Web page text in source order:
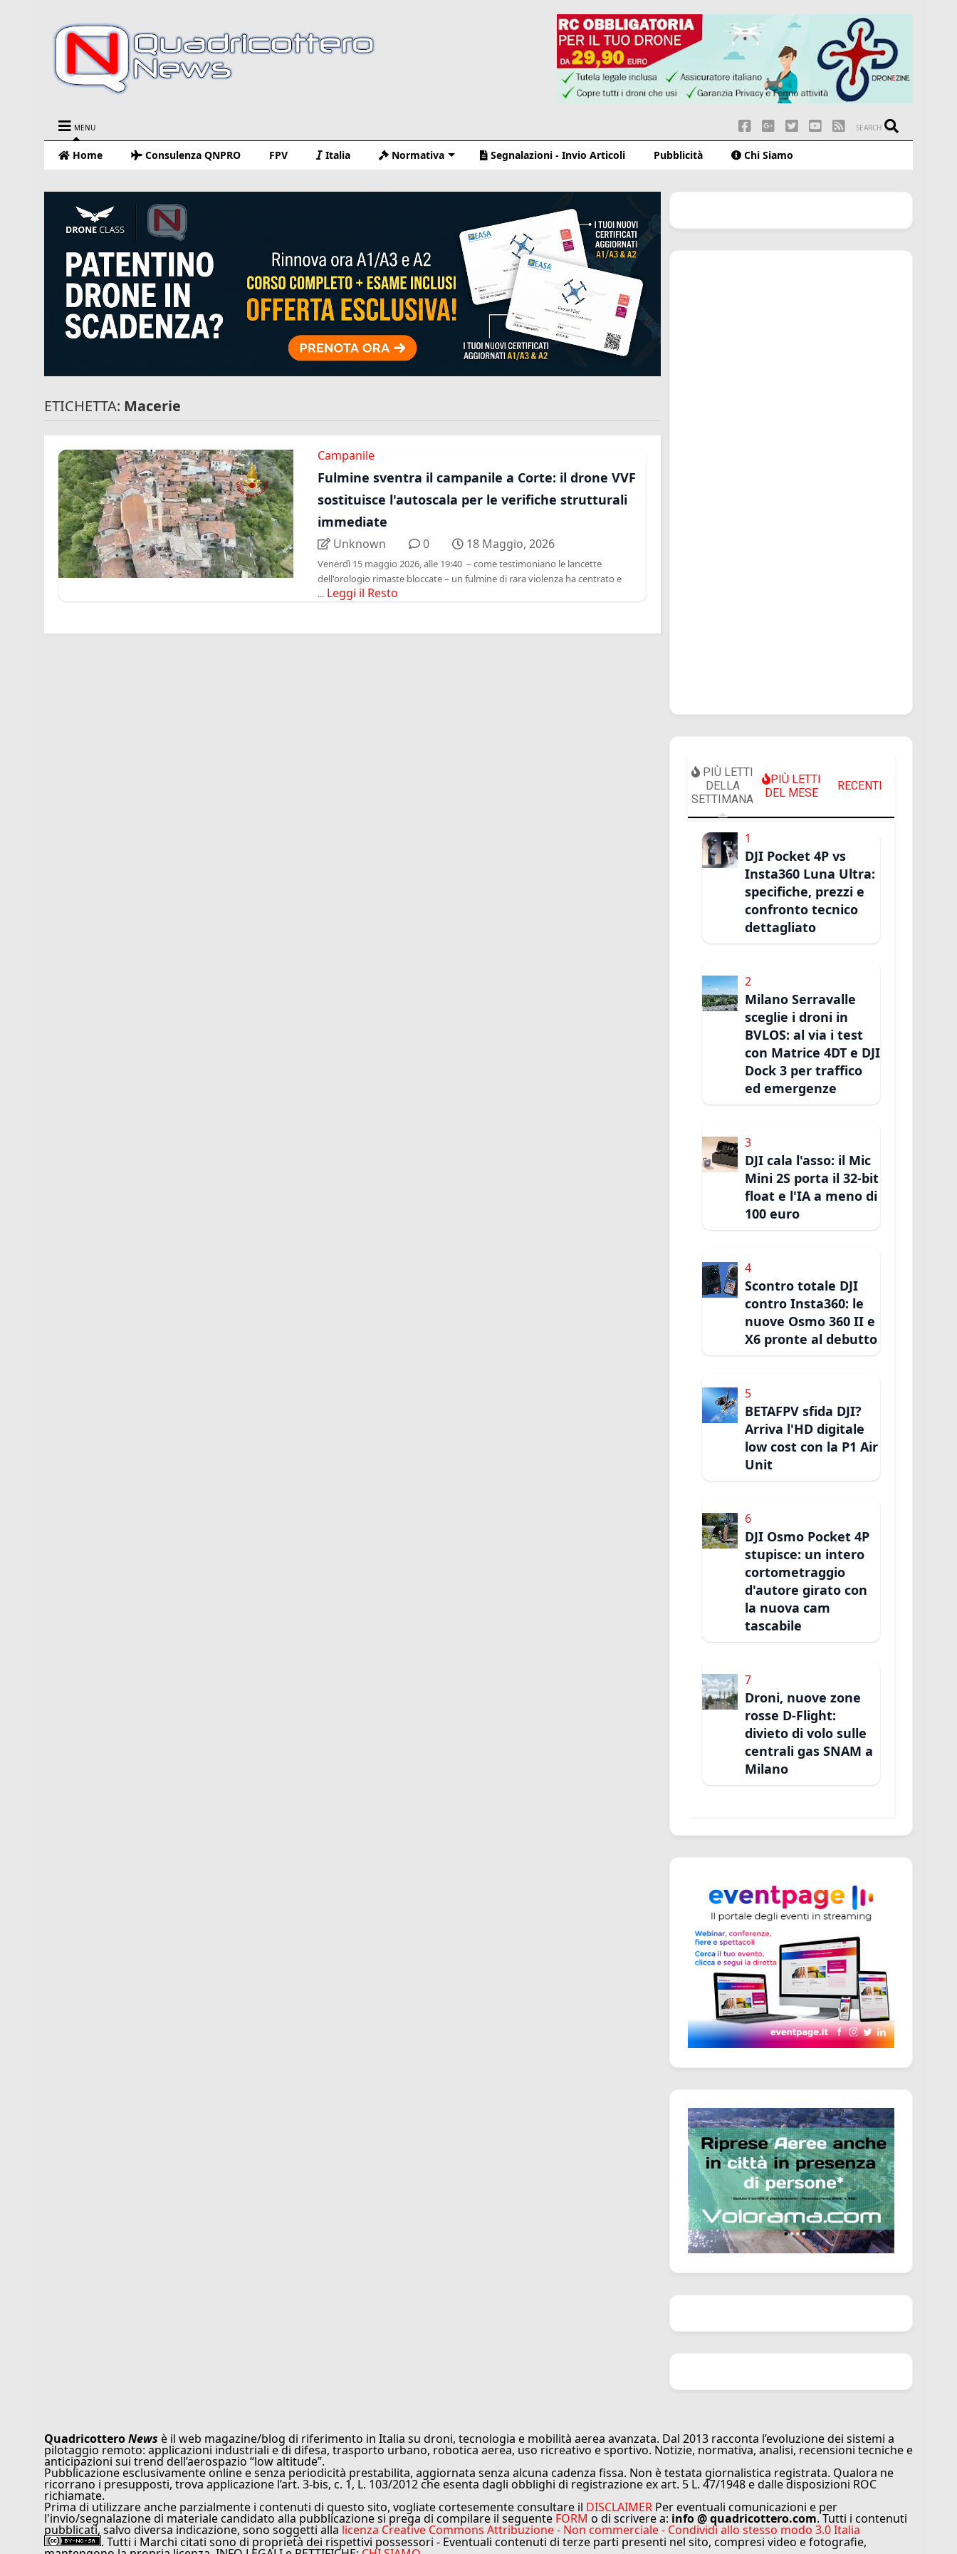
MENU SEARCH
Home Consulenza QNPRO FPV Italia Normativa Segnalazioni - Invio Articoli Pubblicità Chi Siamo
ETICHETTA: Macerie
Campanile
Fulmine sventra il campanile a Corte: il drone VVF
sostituisce l'autoscala per le verifiche strutturali
immediate
Unknown 0 18 Maggio, 2026
Venerdì 15 maggio 2026, alle 19:40 – come testimoniano le lancette
dell'orologio rimaste bloccate – un fulmine di rara violenza ha centrato e
... Leggi il Resto
PIÙ LETTI
DELLA
SETTIMANA
PIÙ LETTI
DEL MESE
RECENTI
1
DJI Pocket 4P vs
Insta360 Luna Ultra:
specifiche, prezzi e
confronto tecnico
dettagliato
2
Milano Serravalle
sceglie i droni in
BVLOS: al via i test
con Matrice 4DT e DJI
Dock 3 per traffico
ed emergenze
3
DJI cala l'asso: il Mic
Mini 2S porta il 32-bit
float e l'IA a meno di
100 euro
4
Scontro totale DJI
contro Insta360: le
nuove Osmo 360 II e
X6 pronte al debutto
5
BETAFPV sfida DJI?
Arriva l'HD digitale
low cost con la P1 Air
Unit
6
DJI Osmo Pocket 4P
stupisce: un intero
cortometraggio
d'autore girato con
la nuova cam
tascabile
7
Droni, nuove zone
rosse D-Flight:
divieto di volo sulle
centrali gas SNAM a
Milano
QuadricotteroNews è il web magazine/blog di riferimento in Italia su droni, tecnologia e mobilità aerea avanzata. Dal 2013 racconta l’evoluzione dei sistemi a
pilotaggio remoto: applicazioni industriali e di difesa, trasporto urbano, robotica aerea, uso ricreativo e sportivo. Notizie, normativa, analisi, recensioni tecniche e
anticipazioni sui trend dell’aerospazio “low altitude”.
Pubblicazione esclusivamente online e senza periodicità prestabilita, aggiornata senza alcuna cadenza fissa. Non è testata giornalistica registrata. Qualora ne
ricorrano i presupposti, trova applicazione l’art. 3-bis, c. 1, L. 103/2012 che esenta dagli obblighi di registrazione ex art. 5 L. 47/1948 e dalle disposizioni ROC
richiamate.
Prima di utilizzare anche parzialmente i contenuti di questo sito, vogliate cortesemente consultare il DISCLAIMER Per eventuali comunicazioni e per
l'invio/segnalazione di materiale candidato alla pubblicazione si prega di compilare il seguente FORM o di scrivere a: info @ quadricottero.com. Tutti i contenuti
pubblicati, salvo diversa indicazione, sono soggetti alla licenza Creative Commons Attribuzione - Non commerciale - Condividi allo stesso modo 3.0 Italia
. Tutti i Marchi citati sono di proprietà dei rispettivi possessori - Eventuali contenuti di terze parti presenti nel sito, compresi video e fotografie,